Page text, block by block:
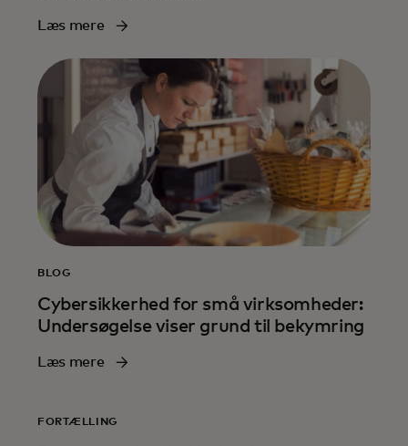
Læs mere
BLOG
Cybersikkerhed for små virksomheder:
Undersøgelse viser grund til bekymring
Læs mere
FORTÆLLING